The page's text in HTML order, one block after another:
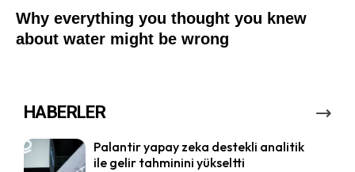
HABERLER
Palantir yapay zeka destekli analitik
ile gelir tahminini yükseltti